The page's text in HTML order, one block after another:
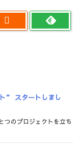

” スタートしまし
つのプロジェクトを立ち